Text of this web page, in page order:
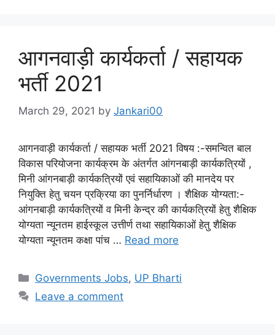
आगनवाड़ी कार्यकर्ता / सहायक
भर्ती 2021
March 29, 2021 by Jankari00
आगनवाड़ी कार्यकर्ता / सहायक भर्ती 2021 विषय :-समन्वित बाल
विकास परियोजना कार्यक्रम के अंतर्गत आंगनबाड़ी कार्यकत्रियों ,
मिनी आंगनबाड़ी कार्यकत्रियों एवं सहायिकाओं की मानदेय पर
नियुक्ति हेतु चयन प्रक्रिया का पुनर्निर्धारण । शैक्षिक योग्यता:-
आंगनबाड़ी कार्यकत्रियों व मिनी केन्द्र की कार्यकत्रियों हेतु शैक्षिक
योग्यता न्यूनतम हाईस्कूल उत्तीर्ण तथा सहायिकाओं हेतु शैक्षिक
योग्यता न्यूनतम कक्षा पांच … Read more
Categories
Governments Jobs, UP Bharti
Leave a comment